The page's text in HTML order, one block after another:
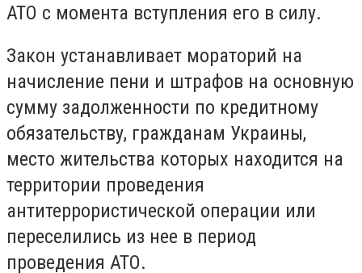
АТО с момента вступления его в силу.
Закон устанавливает мораторий на
начисление пени и штрафов на основную
сумму задолженности по кредитному
обязательству, гражданам Украины,
место жительства которых находится на
территории проведения
антитеррористической операции или
переселились из нее в период
проведения АТО.